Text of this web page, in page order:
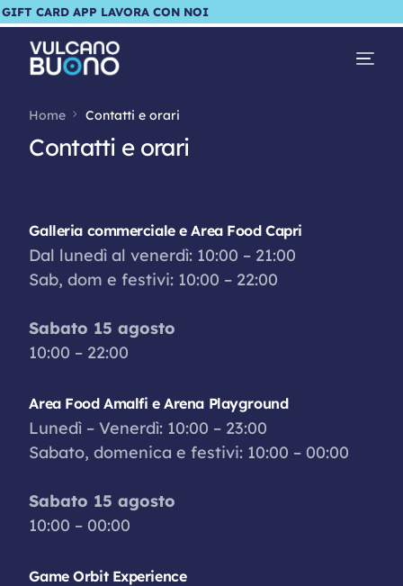
GIFT CARD APP LAVORA CON NOI
Home Contatti e orari
Contatti e orari
Galleria commerciale e Area Food Capri
Dal lunedì al venerdì: 10:00 – 21:00
Sab, dom e festivi: 10:00 – 22:00
Sabato 15 agosto
10:00 – 22:00
Area Food Amalfi e Arena Playground
Lunedì – Venerdì: 10:00 – 23:00
Sabato, domenica e festivi: 10:00 – 00:00
Sabato 15 agosto
10:00 – 00:00
Game Orbit Experience